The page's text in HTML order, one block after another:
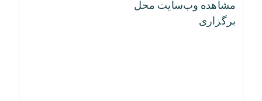
مشاهده وب‌سایت محل
برگزاری